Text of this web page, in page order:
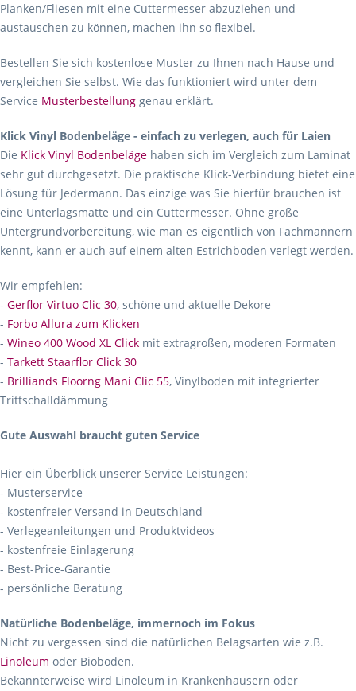
Planken/Fliesen mit eine Cuttermesser abzuziehen und
austauschen zu können, machen ihn so flexibel.
Bestellen Sie sich kostenlose Muster zu Ihnen nach Hause und
vergleichen Sie selbst. Wie das funktioniert wird unter dem
Service Musterbestellung genau erklärt.
Klick Vinyl Bodenbeläge - einfach zu verlegen, auch für Laien
Die Klick Vinyl Bodenbeläge haben sich im Vergleich zum Laminat
sehr gut durchgesetzt. Die praktische Klick-Verbindung bietet eine
Lösung für Jedermann. Das einzige was Sie hierfür brauchen ist
eine Unterlagsmatte und ein Cuttermesser. Ohne große
Untergrundvorbereitung, wie man es eigentlich von Fachmännern
kennt, kann er auch auf einem alten Estrichboden verlegt werden.
Wir empfehlen:
- Gerflor Virtuo Clic 30, schöne und aktuelle Dekore
- Forbo Allura zum Klicken
- Wineo 400 Wood XL Click mit extragroßen, moderen Formaten
- Tarkett Staarflor Click 30
- Brilliands Floorng Mani Clic 55, Vinylboden mit integrierter
Trittschalldämmung
Gute Auswahl braucht guten Service
Hier ein Überblick unserer Service Leistungen:
- Musterservice
- kostenfreier Versand in Deutschland
- Verlegeanleitungen und Produktvideos
- kostenfreie Einlagerung
- Best-Price-Garantie
- persönliche Beratung
Natürliche Bodenbeläge, immernoch im Fokus
Nicht zu vergessen sind die natürlichen Belagsarten wie z.B.
Linoleum oder Bioböden.
Bekannterweise wird Linoleum in Krankenhäusern oder